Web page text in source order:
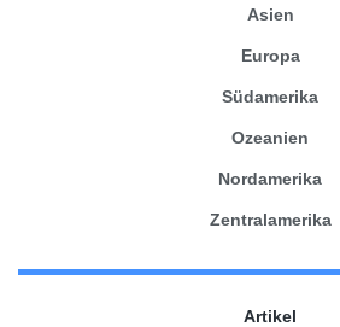
Asien
Europa
Südamerika
Ozeanien
Nordamerika
Zentralamerika
Artikel